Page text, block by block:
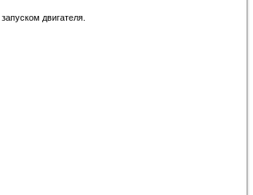
двигателя.